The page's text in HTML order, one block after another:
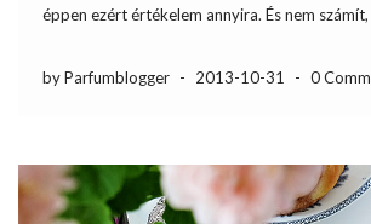
éppen ezért értékelem annyira. És nem
by Parfumblogger - 2013-10-31 - 0